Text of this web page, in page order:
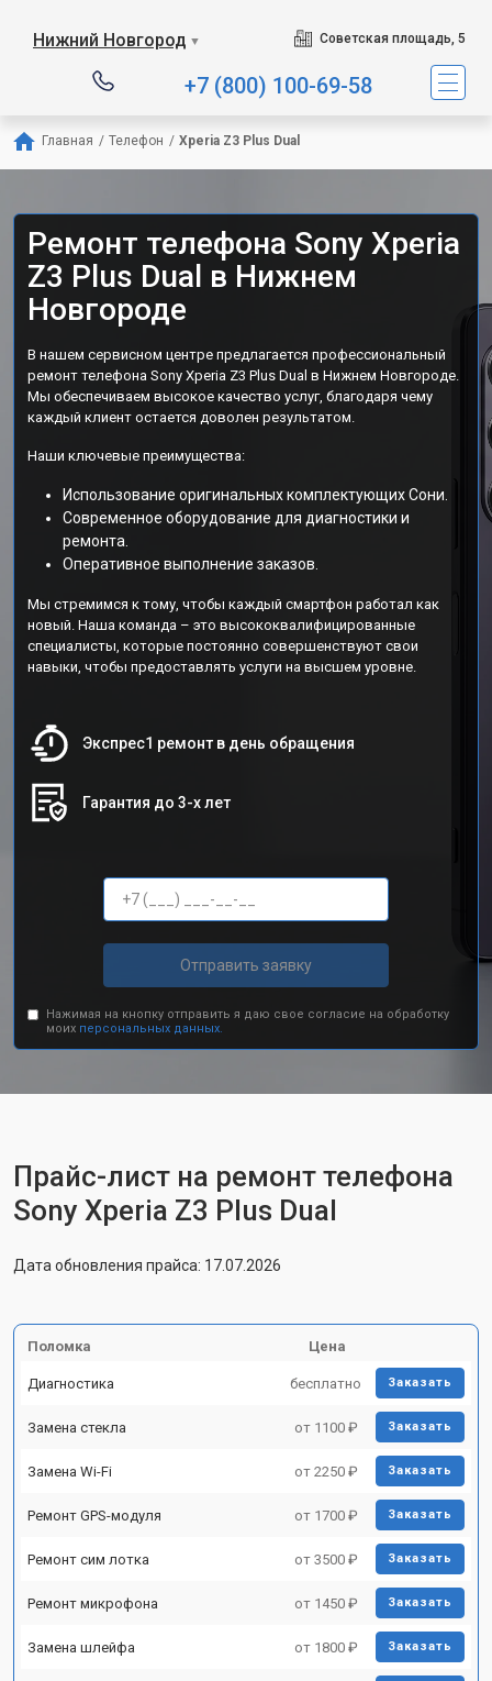
Нижний Новгород ▼ Советская площадь, 5
+7 (800) 100-69-58
Главная / Телефон / Xperia Z3 Plus Dual
Ремонт телефона Sony Xperia
Z3 Plus Dual в Нижнем
Новгороде
В нашем сервисном центре предлагается профессиональный
ремонт телефона Sony Xperia Z3 Plus Dual в Нижнем Новгороде.
Мы обеспечиваем высокое качество услуг, благодаря чему
каждый клиент остается доволен результатом.
Наши ключевые преимущества:
Использование оригинальных комплектующих Сони.
Современное оборудование для диагностики и
ремонта.
Оперативное выполнение заказов.
Мы стремимся к тому, чтобы каждый смартфон работал как
новый. Наша команда – это высококвалифицированные
специалисты, которые постоянно совершенствуют свои
навыки, чтобы предоставлять услуги на высшем уровне.
Экспрес1 ремонт в день обращения
Гарантия до 3-х лет
Отправить заявку
Нажимая на кнопку отправить я даю свое согласие на обработку
моих персональных данных.
Прайс-лист на ремонт телефона
Sony Xperia Z3 Plus Dual
Дата обновления прайса: 17.07.2026
Поломка Цена
Диагностика бесплатно Заказать
Замена стекла от 1100 ₽ Заказать
Замена Wi-Fi от 2250 ₽ Заказать
Ремонт GPS-модуля от 1700 ₽ Заказать
Ремонт сим лотка от 3500 ₽ Заказать
Ремонт микрофона от 1450 ₽ Заказать
Замена шлейфа от 1800 ₽ Заказать